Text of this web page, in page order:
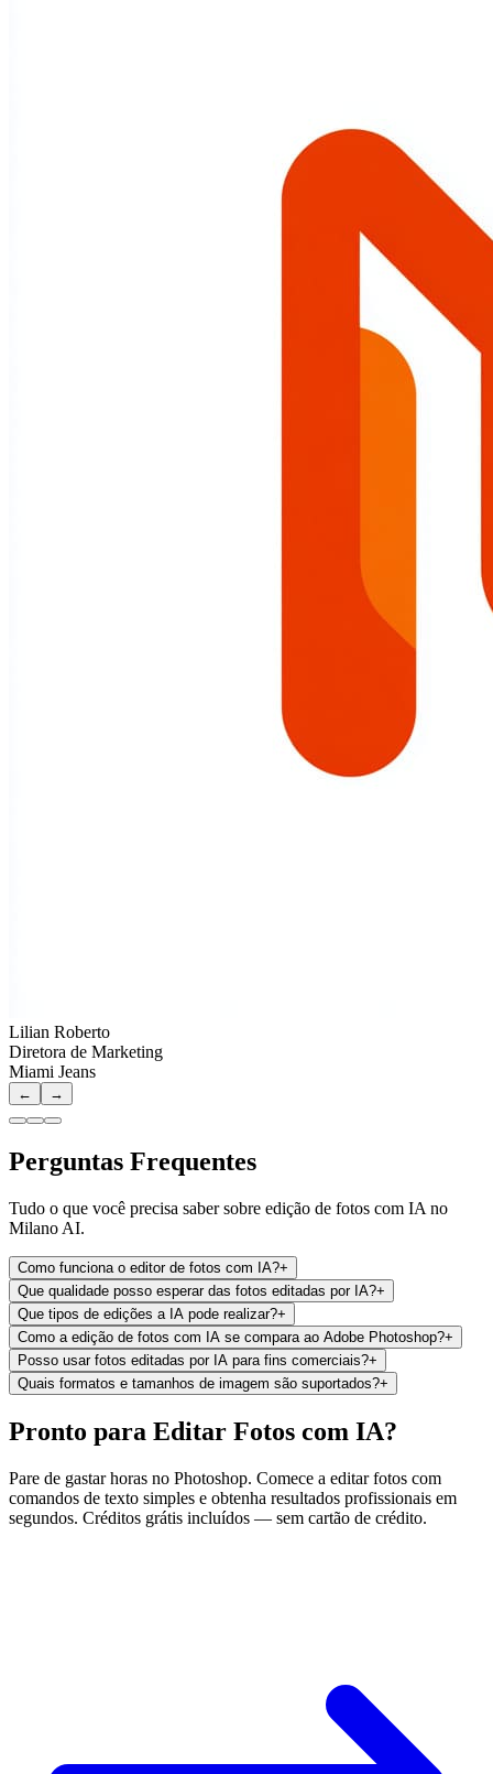
Lilian Roberto
Diretora de Marketing
Miami Jeans
← →
Perguntas Frequentes
Tudo o que você precisa saber sobre edição de fotos com IA no
Milano AI.
Como funciona o editor de fotos com IA?+
Que qualidade posso esperar das fotos editadas por IA?+
Que tipos de edições a IA pode realizar?+
Como a edição de fotos com IA se compara ao Adobe Photoshop?+
Posso usar fotos editadas por IA para fins comerciais?+
Quais formatos e tamanhos de imagem são suportados?+
Pronto para Editar Fotos com IA?
Pare de gastar horas no Photoshop. Comece a editar fotos com
comandos de texto simples e obtenha resultados profissionais em
segundos. Créditos grátis incluídos — sem cartão de crédito.